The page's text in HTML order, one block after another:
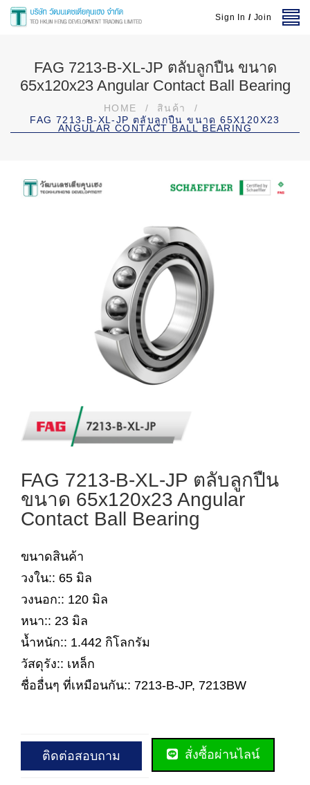
Sign In / Join
FAG 7213-B-XL-JP ตลับลูกปืน ขนาด
65x120x23 Angular Contact Ball Bearing
HOME / สินค้า
/
FAG 7213-B-XL-JP ตลับลูกปืน ขนาด 65X120X23
ANGULAR CONTACT BALL BEARING
FAG 7213-B-XL-JP ตลับลูกปืน
ขนาด 65x120x23 Angular
Contact Ball Bearing
ขนาดสินค้า
วงใน:: 65 มิล
วงนอก:: 120 มิล
หนา:: 23 มิล
น้ำหนัก:: 1.442 กิโลกรัม
วัสดุรัง:: เหล็ก
ชื่ออื่นๆ ที่เหมือนกัน:: 7213-B-JP, 7213BW
ติดต่อสอบถาม สั่งซื้อผ่านไลน์